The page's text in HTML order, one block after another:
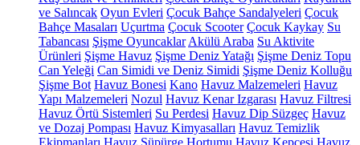
ve Salıncak Oyun Evleri Çocuk Bahçe Sandalyeleri Çocuk
Bahçe Masaları Uçurtma Çocuk Scooter Çocuk Kaykay Su
Tabancası Şişme Oyuncaklar Akülü Araba Su Aktivite
Ürünleri Şişme Havuz Şişme Deniz Yatağı Şişme Deniz Topu
Can Yeleği Can Simidi ve Deniz Simidi Şişme Deniz Kolluğu
Şişme Bot Havuz Bonesi Kano Havuz Malzemeleri Havuz
Yapı Malzemeleri Nozul Havuz Kenar Izgarası Havuz Filtresi
Havuz Örtü Sistemleri Su Perdesi Havuz Dip Süzgeç Havuz
ve Dozaj Pompası Havuz Kimyasalları Havuz Temizlik
Ekipmanları Havuz Süpürge Hortumu Havuz Kepçesi Havuz